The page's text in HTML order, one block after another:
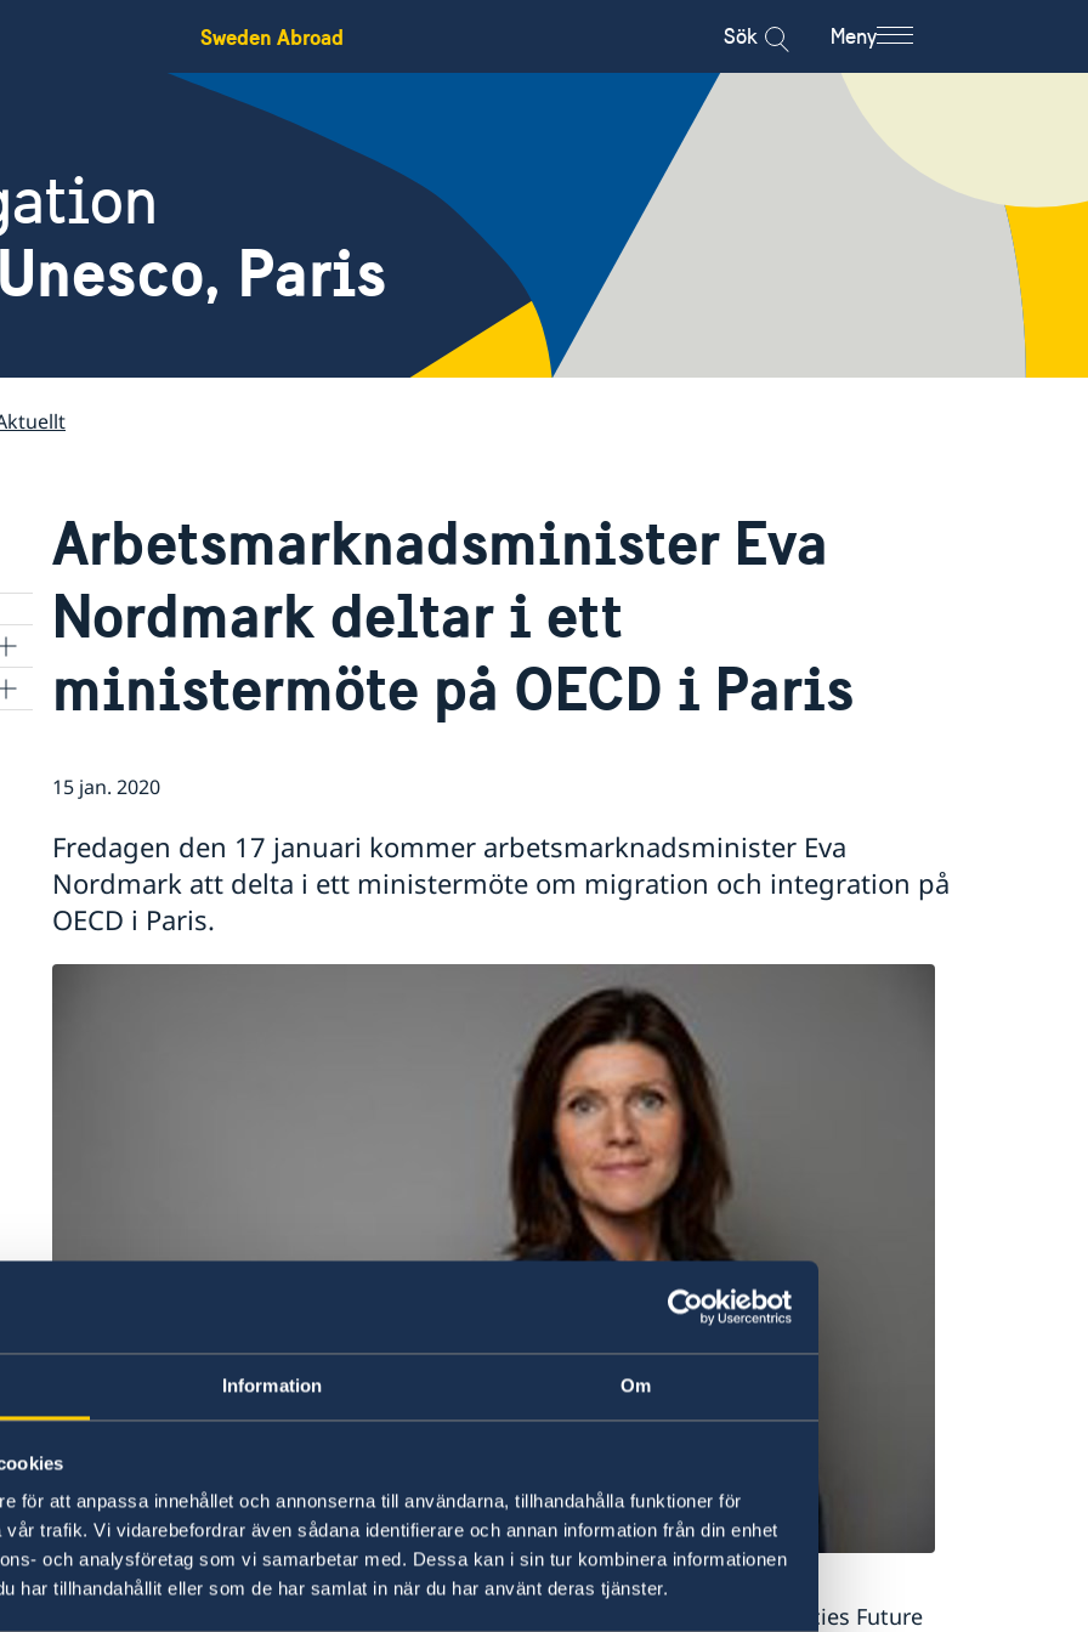
Information Om
för att anpassa innehållet och annonserna till användarna, tillhandahålla funktioner för
trafik. Vi vidarebefordrar även sådana identifierare och annan information från din enhet
och analysföretag som vi samarbetar med. Dessa kan i sin tur kombinera informationen
har tillhandahållit eller som de har samlat in när du har använt deras tjänster.
Sweden Abroad Sök Meny
Paris
Arbetsmarknadsminister Eva
Nordmark deltar i ett
ministermöte på OECD i Paris
15 jan. 2020
Fredagen den 17 januari kommer arbetsmarknadsminister Eva
Nordmark att delta i ett ministermöte om migration och integration på
OECD i Paris.
Arbetsmarknadsminister Eva Nordmark Foto: Kristian Pohl/Regeringskansliet
inistermötet går under rubriken ”Making Migration and Integration Policies Future